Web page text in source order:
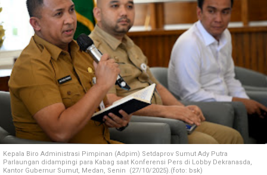
Kepala Biro Administrasi Pimpinan (Adpim) Setdaprov Sumut Ady Putra
Parlaungan didampingi para Kabag saat Konferensi Pers di Lobby Dekranasda,
Kantor Gubernur Sumut, Medan, Senin (27/10/2025).(foto: bsk)